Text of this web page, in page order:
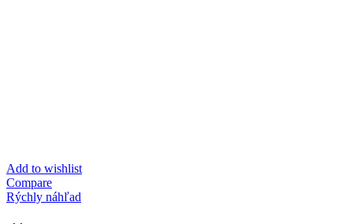
Add to wishlist
Compare
Rýchly náhľad